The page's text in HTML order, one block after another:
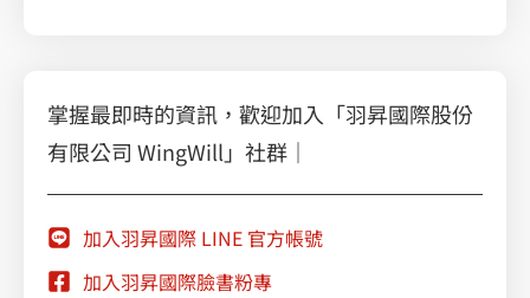
掌握最即時的資訊，歡迎加入「羽昇國際股份
有限公司 WingWill」社群｜
加入羽昇國際 LINE 官方帳號
加入羽昇國際臉書粉專